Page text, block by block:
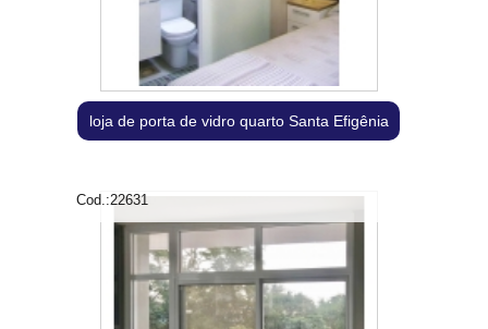
loja de porta de vidro quarto Santa Efigênia
Cod.:22631